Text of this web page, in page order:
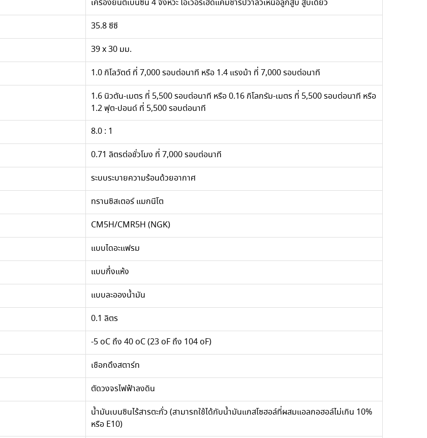
เครื่องยนต์เบนซิน 4 จังหวะ โอเวอร์เฮดแคมชาร์ปวาล์วเหนือลูกสูบ สูบเดียว
35.8 ซีซี
39 x 30 มม.
1.0 กิโลวัตต์ ที่ 7,000 รอบต่อนาที หรือ 1.4 แรงม้า ที่ 7,000 รอบต่อนาที
1.6 นิวตัน-เมตร ที่ 5,500 รอบต่อนาที หรือ 0.16 กิโลกรัม-เมตร ที่ 5,500 รอบต่อนาที หรือ
1.2 ฟุต-ปอนด์ ที่ 5,500 รอบต่อนาที
8.0 : 1
0.71 ลิตรต่อชั่วโมง ที่ 7,000 รอบต่อนาที
ระบบระบายความร้อนด้วยอากาศ
ทรานซิสเตอร์ แมกนีโต
CM5H/CMR5H (NGK)
แบบไดอะแฟรม
แบบกึ่งแห้ง
แบบละอองน้ำมัน
0.1 ลิตร
-5 oC ถึง 40 oC (23 oF ถึง 104 oF)
เชือกดึงสตาร์ท
ตัดวงจรไฟฟ้าลงดิน
น้ำมันเบนซินไร้สารตะกั่ว (สามารถใช้ได้กับน้ำมันแกสโซฮอล์ที่ผสมแอลกอฮอล์ไม่เกิน 10%
หรือ E10)